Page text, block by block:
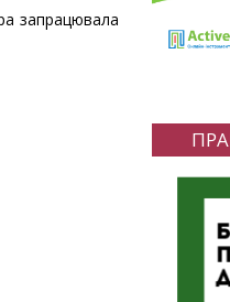
запрацювала